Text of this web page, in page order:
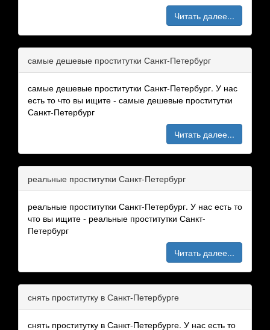
Читать далее...
самые дешевые проститутки Санкт-Петербург
самые дешевые проститутки Санкт-Петербург. У нас
есть то что вы ищите - самые дешевые проститутки
Санкт-Петербург
Читать далее...
реальные проститутки Санкт-Петербург
реальные проститутки Санкт-Петербург. У нас есть то
что вы ищите - реальные проститутки Санкт-
Петербург
Читать далее...
снять проститутку в Санкт-Петербурге
снять проститутку в Санкт-Петербурге. У нас есть то